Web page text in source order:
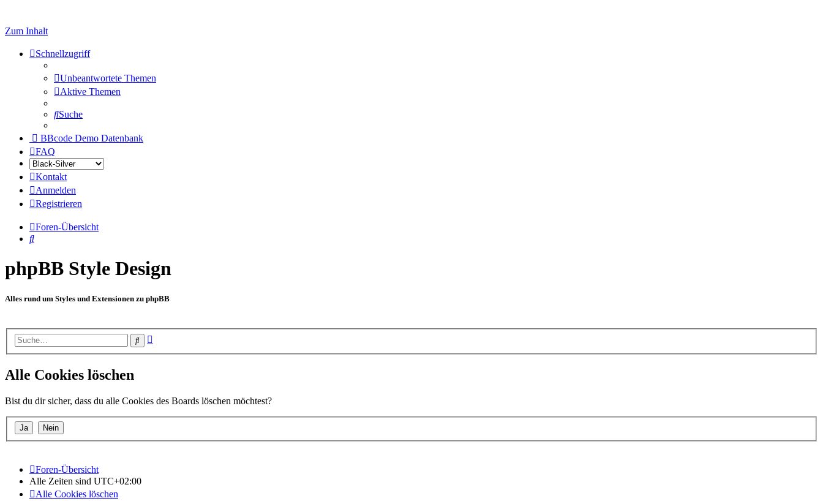
Zum Inhalt
Schnellzugriff
Unbeantwortete Themen
Aktive Themen
Suche
BBcode Demo Datenbank
FAQ
Kontakt
Anmelden
Registrieren
Foren-Übersicht
Suche
phpBB Style Design
Alles rund um Styles und Extensionen zu phpBB
Suche
Alle Cookies löschen
Bist du dir sicher, dass du alle Cookies des Boards löschen möchtest?
Foren-Übersicht
Alle Zeiten sind UTC+02:00
Alle Cookies löschen